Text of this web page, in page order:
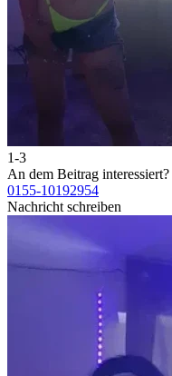
1-3
An dem Beitrag interessiert?
0155-10192954
Nachricht schreiben